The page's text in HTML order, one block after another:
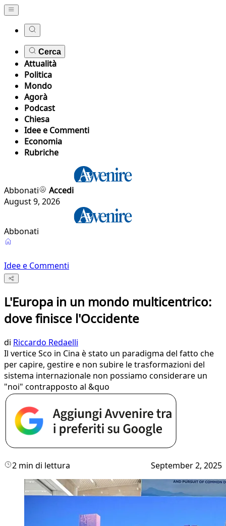
Cerca
Attualità
Politica
Mondo
Agorà
Podcast
Chiesa
Idee e Commenti
Economia
Rubriche
Abbonati
Accedi
August 9, 2026
Abbonati
Idee e Commenti
L'Europa in un mondo multicentrico:
dove finisce l'Occidente
di Riccardo Redaelli
Il vertice Sco in Cina è stato un paradigma del fatto che
per capire, gestire e non subire le trasformazioni del
sistema internazionale non possiamo considerare un
"noi" contrapposto al &quo
2 min di lettura September 2, 2025